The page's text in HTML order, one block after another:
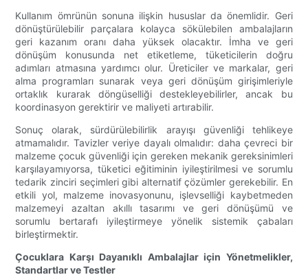
Kullanım ömrünün sonuna ilişkin hususlar da önemlidir. Geri
dönüştürülebilir parçalara kolayca sökülebilen ambalajların
geri kazanım oranı daha yüksek olacaktır. İmha ve geri
dönüşüm konusunda net etiketleme, tüketicilerin doğru
adımları atmasına yardımcı olur. Üreticiler ve markalar, geri
alma programları sunarak veya geri dönüşüm girişimleriyle
ortaklık kurarak döngüselliği destekleyebilirler, ancak bu
koordinasyon gerektirir ve maliyeti artırabilir.
Sonuç olarak, sürdürülebilirlik arayışı güvenliği tehlikeye
atmamalıdır. Tavizler veriye dayalı olmalıdır: daha çevreci bir
malzeme çocuk güvenliği için gereken mekanik gereksinimleri
karşılayamıyorsa, tüketici eğitiminin iyileştirilmesi ve sorumlu
tedarik zinciri seçimleri gibi alternatif çözümler gerekebilir. En
etkili yol, malzeme inovasyonunu, işlevselliği kaybetmeden
malzemeyi azaltan akıllı tasarımı ve geri dönüşümü ve
sorumlu bertarafı iyileştirmeye yönelik sistemik çabaları
birleştirmektir.
Çocuklara Karşı Dayanıklı Ambalajlar için Yönetmelikler,
Standartlar ve Testler